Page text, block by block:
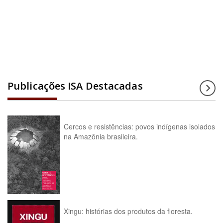
Publicações ISA Destacadas
Cercos e resistências: povos indígenas isolados
na Amazônia brasileira.
Xingu: histórias dos produtos da floresta.